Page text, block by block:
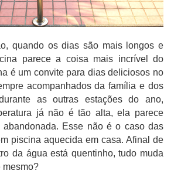
quando os dias são mais longos e
parece a coisa mais incrível do
é um convite para dias deliciosos no
acompanhados da família e dos
as outras estações do ano,
já não é tão alta, ela parece
abandonada. Esse não é o caso das
piscina aquecida em casa. Afinal de
da água está quentinho, tudo muda
mesmo?